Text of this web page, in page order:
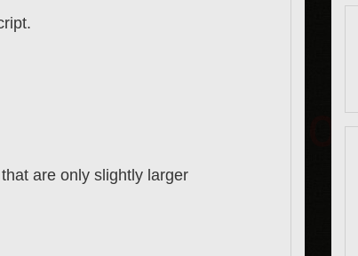
are only slightly larger